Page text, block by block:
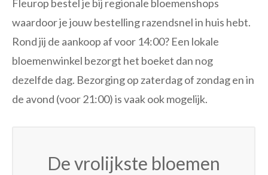
Fleurop bestel je bij regionale bloemenshops
waardoor je jouw bestelling razendsnel in huis hebt.
Rond jij de aankoop af voor 14:00? Een lokale
bloemenwinkel bezorgt het boeket dan nog
dezelfde dag. Bezorging op zaterdag of zondag en in
de avond (voor 21:00) is vaak ook mogelijk.
De vrolijkste bloemen